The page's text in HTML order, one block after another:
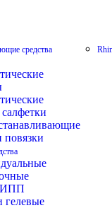
средства
ИПП
гелевые